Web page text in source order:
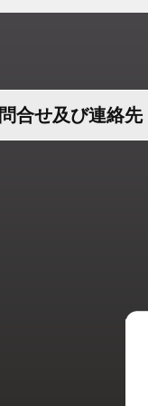
問合せ及び連絡先